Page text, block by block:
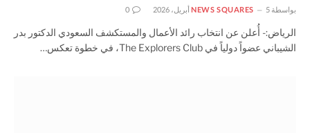
بواسطة NEWS SQUARES 5 أبريل، 2026 0
الرياض:- أُعلن عن انتخاب رائد الأعمال والمستكشف السعودي الدكتور بدر
الشيباني عضواً دولياً في The Explorers Club، في خطوة تعكس…